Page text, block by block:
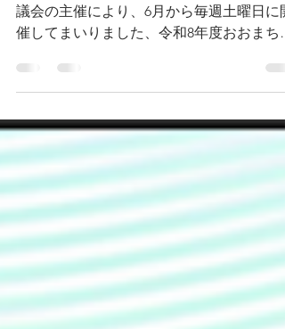
当協議会の構成団体である大町市創業支援
議会の主催により、6月から毎週土曜日に開
催してまいりました、令和8年度おおまち創
にて、ご紹介しております。